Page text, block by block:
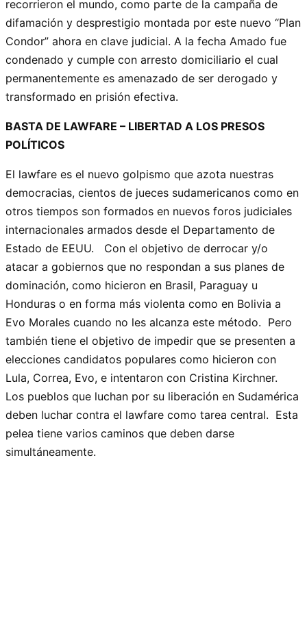
recorrieron el mundo, como parte de la campaña de
difamación y desprestigio montada por este nuevo “Plan
Condor” ahora en clave judicial. A la fecha Amado fue
condenado y cumple con arresto domiciliario el cual
permanentemente es amenazado de ser derogado y
transformado en prisión efectiva.
BASTA DE LAWFARE – LIBERTAD A LOS PRESOS
POLÍTICOS
El lawfare es el nuevo golpismo que azota nuestras
democracias, cientos de jueces sudamericanos como en
otros tiempos son formados en nuevos foros judiciales
internacionales armados desde el Departamento de
Estado de EEUU. Con el objetivo de derrocar y/o
atacar a gobiernos que no respondan a sus planes de
dominación, como hicieron en Brasil, Paraguay u
Honduras o en forma más violenta como en Bolivia a
Evo Morales cuando no les alcanza este método. Pero
también tiene el objetivo de impedir que se presenten a
elecciones candidatos populares como hicieron con
Lula, Correa, Evo, e intentaron con Cristina Kirchner.
Los pueblos que luchan por su liberación en Sudamérica
deben luchar contra el lawfare como tarea central. Esta
pelea tiene varios caminos que deben darse
simultáneamente.